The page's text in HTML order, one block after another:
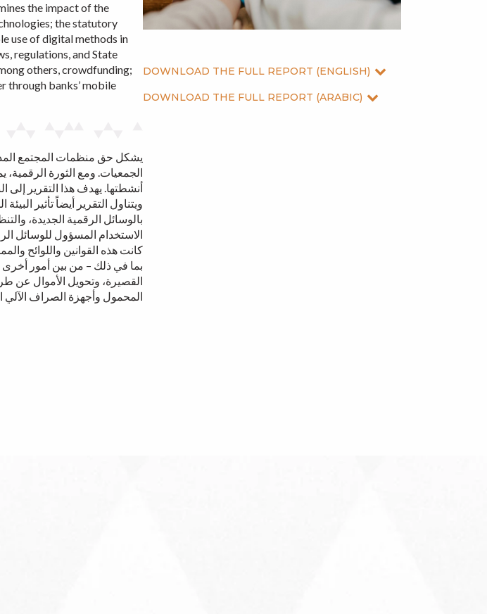
the impact of the
the statutory
use of digital methods in
regulations, and State
others, crowdfunding;
through banks’ mobile
يشكل حق منظمات المجتمع
الجمعيات. ومع الثورة
أنشطتها. يهدف هذا التقرير
ويتناول التقرير أيضاً تأثير
بالوسائل الرقمية الجديدة،
الاستخدام المسؤول للوسائل
كانت هذه القوانين واللوائح
بما في ذلك – من بين أمور أخرى
القصيرة، وتحويل الأموال عن
المحمول وأجهزة الصراف الآلي
DOWNLOAD THE FULL REPORT (ENGLISH)
DOWNLOAD THE FULL REPORT (ARABIC)